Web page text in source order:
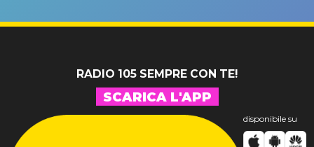
RADIO 105 SEMPRE CON TE!
SCARICA L'APP
disponibile su